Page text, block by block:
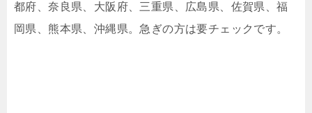
都府、奈良県、大阪府、三重県、広島県、佐賀県、福
岡県、熊本県、沖縄県。急ぎの方は要チェックです。